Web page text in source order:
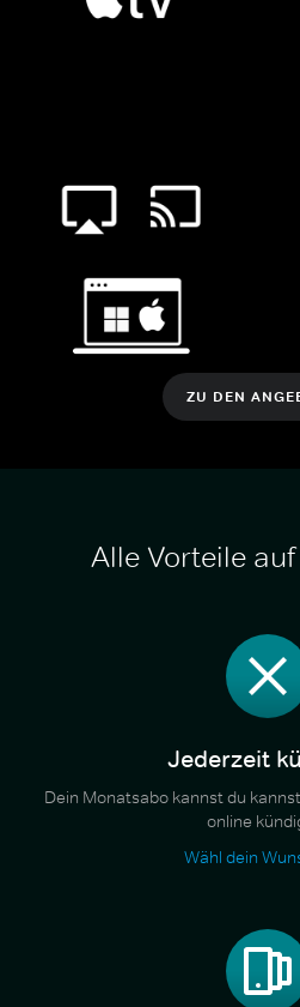
ZU DEN
Alle Vorteile
Jederzeit
Dein Monatsabo kannst du
online
Wähl dein